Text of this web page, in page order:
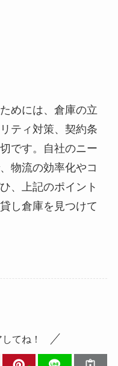
めには、倉庫の立
ティ対策、契約条
です。自社のニー
物流の効率化やコ
、上記のポイント
し倉庫を見つけて
てね！